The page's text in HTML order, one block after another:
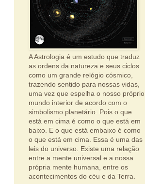
A Astrologia é um estudo que traduz
as ordens da natureza e seus ciclos
como um grande relógio cósmico,
trazendo sentido para nossas vidas,
uma vez que espelha o nosso próprio
mundo interior de acordo com o
simbolismo planetário. Pois o que
está em cima é como o que está em
baixo. E o que está embaixo é como
o que está em cima. Essa é uma das
leis do universo. Existe uma relação
entre a mente universal e a nossa
própria mente humana, entre os
acontecimentos do céu e da Terra.